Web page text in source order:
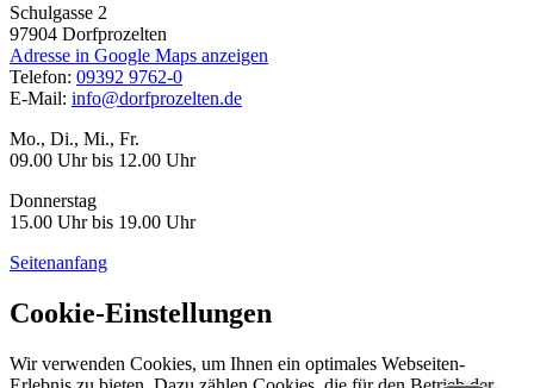
Schulgasse 2
97904 Dorfprozelten
Adresse in Google Maps anzeigen
Telefon: 09392 9762-0
E-Mail: info@dorfprozelten.de
Mo., Di., Mi., Fr.
09.00 Uhr bis 12.00 Uhr
Donnerstag
15.00 Uhr bis 19.00 Uhr
Seitenanfang
Cookie-Einstellungen
Wir verwenden Cookies, um Ihnen ein optimales Webseiten-